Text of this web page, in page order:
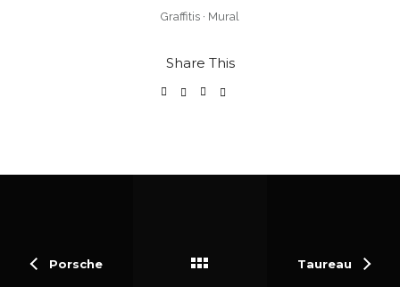
Graffitis · Mural
Share This
Porsche Taureau